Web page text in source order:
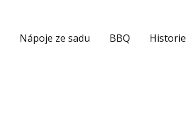
Nápoje ze sadu BBQ Historie